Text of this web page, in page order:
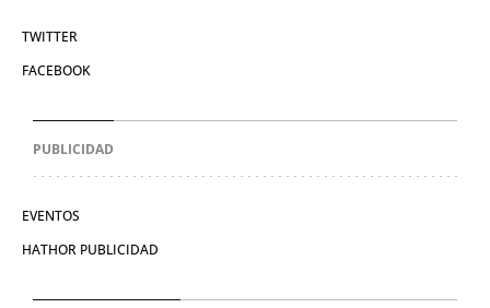
TWITTER
FACEBOOK
PUBLICIDAD
EVENTOS
HATHOR PUBLICIDAD